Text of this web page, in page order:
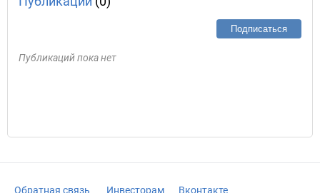
Подписаться
Публикаций пока нет
Обратная связь Инвесторам Вконтакте